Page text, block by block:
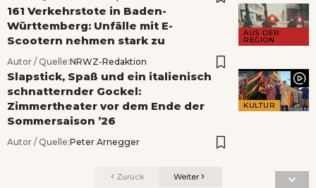
AUS DER
REGION
161 Verkehrstote in Baden-
Württemberg: Unfälle mit E-
Scootern nehmen stark zu
Autor / Quelle:NRWZ-Redaktion
KULTUR
Slapstick, Spaß und ein italienisch
schnatternder Gockel:
Zimmertheater vor dem Ende der
Sommersaison ’26
Autor / Quelle:Peter Arnegger
Zurück Weiter